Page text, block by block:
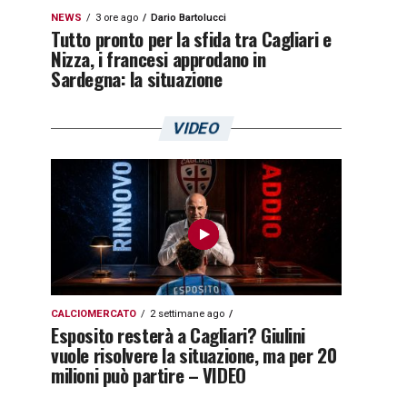
NEWS 3 ore ago Dario Bartolucci
Tutto pronto per la sfida tra Cagliari e
Nizza, i francesi approdano in
Sardegna: la situazione
VIDEO
CALCIOMERCATO 2 settimane ago
Esposito resterà a Cagliari? Giulini
vuole risolvere la situazione, ma per 20
milioni può partire – VIDEO